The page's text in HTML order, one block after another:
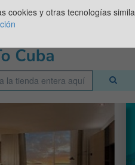
cookies y otras tecnologías